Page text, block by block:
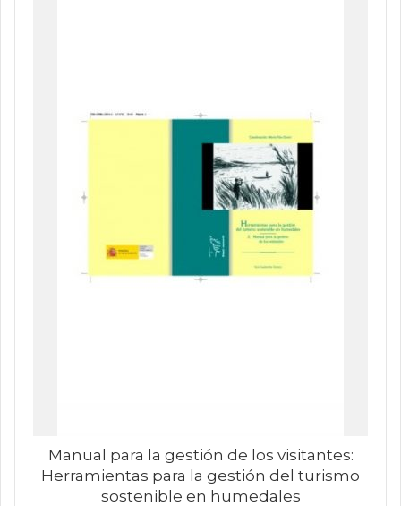
Manual para la gestión de los visitantes:
Herramientas para la gestión del turismo
sostenible en humedales